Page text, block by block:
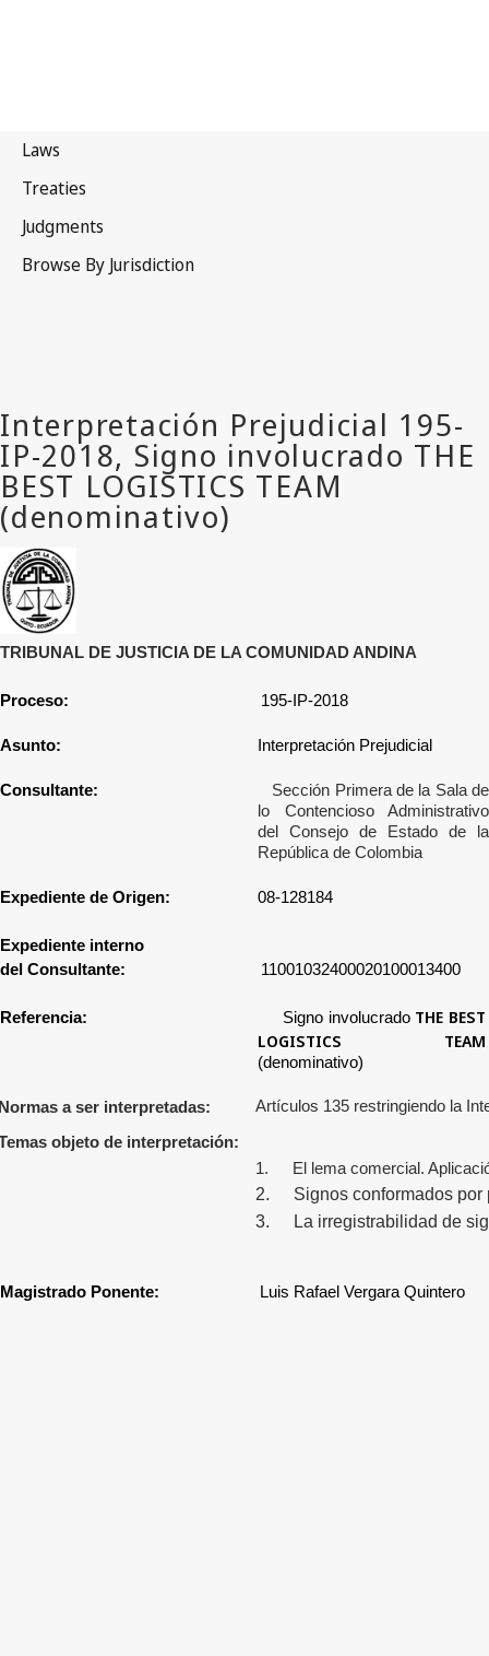
TRIBUNAL DE JUSTICIA DE LA COMUNIDAD ANDINA
Proceso: 195-IP-2018
Asunto: Interpretación Prejudicial
Consultante:
Sección Primera de la Sala de
lo Contencioso Administrativo
del Consejo de Estado de la
República de Colombia
Expediente de Origen: 08-128184
Expediente interno
del Consultante: 11001032400020100013400
Referencia: Signo involucradoTHE BEST
LOGISTICS TEAM
(denominativo)
a ser interpretadas: Artículos 135 restringiendo la
objeto de interpretación:
1.
El lema comercial.
2.
Signos conformados
3.
La irregistrabilidad de
Magistrado Ponente: Luis Rafael Vergara Quintero